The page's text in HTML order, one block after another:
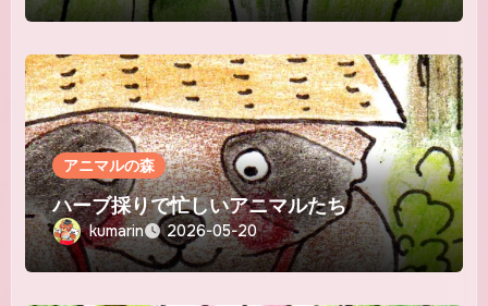
アニマルの森
ハーブ採りで忙しいアニマルたち
kumarin 2026-05-20